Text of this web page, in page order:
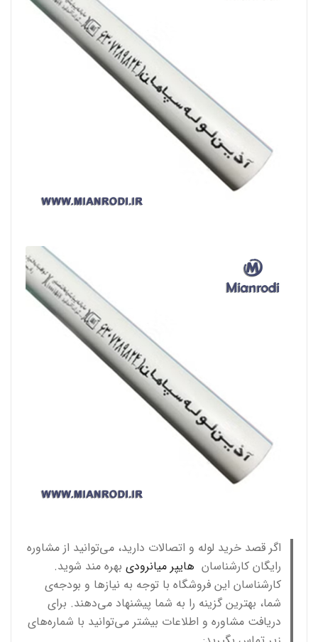
اگر قصد خرید لوله و اتصالات دارید، می‌توانید از مشاوره
رایگان کارشناسان هایپر میانرودیبهره مند شوید.
کارشناسان این فروشگاه با توجه به نیازها و بودجه‌ی
شما، بهترین گزینه را به شما پیشنهاد می‌دهند. برای
دریافت مشاوره و اطلاعات بیشتر می‌توانید با شماره‌های